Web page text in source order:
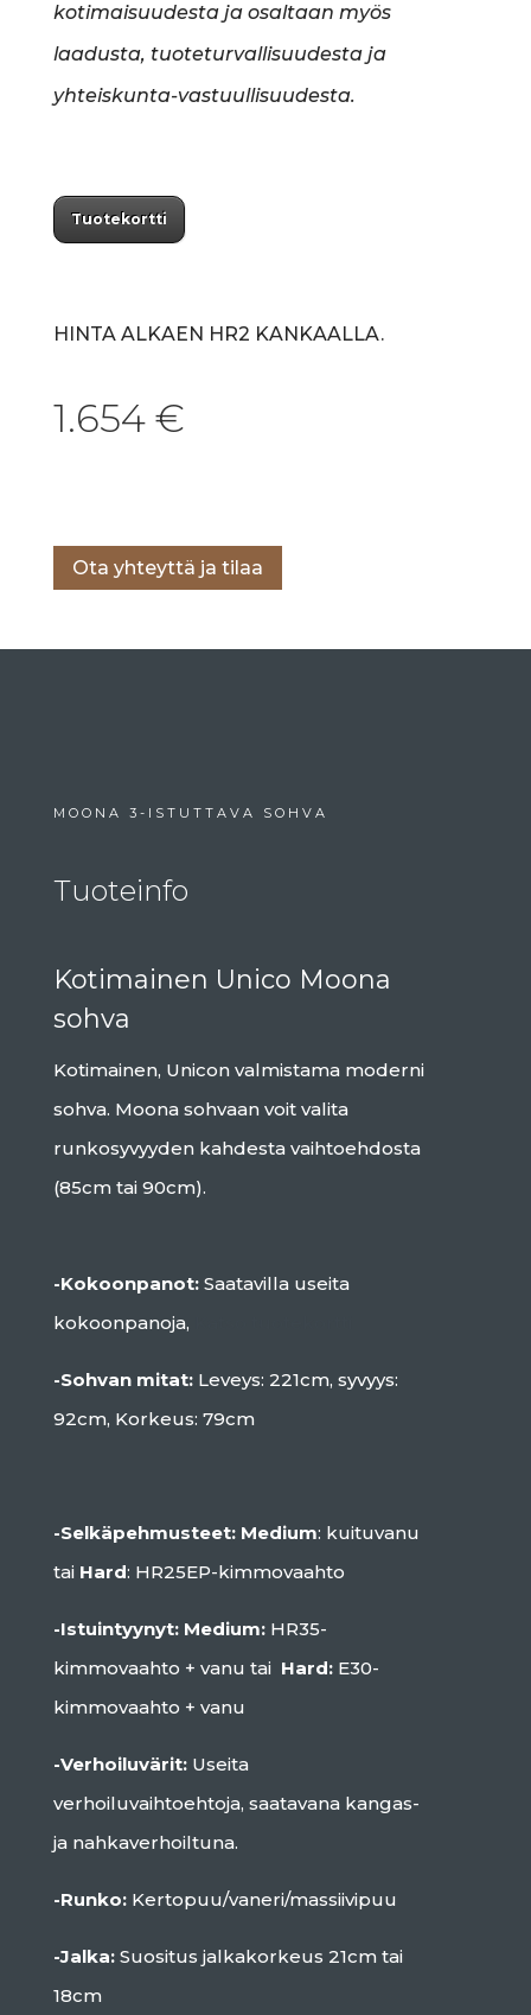
kotimaisuudesta ja osaltaan myös
laadusta, tuoteturvallisuudesta ja
yhteiskunta-vastuullisuudesta.
Tuotekortti
HINTA ALKAEN HR2 KANKAALLA.
1.654 €
Ota yhteyttä ja tilaa
MOONA 3-ISTUTTAVA SOHVA
Tuoteinfo
Kotimainen Unico Moona
sohva
Kotimainen, Unicon valmistama moderni
sohva. Moona sohvaan voit valita
runkosyvyyden kahdesta vaihtoehdosta
(85cm tai 90cm).
-Kokoonpanot: Saatavilla useita
kokoonpanoja,
-Sohvan mitat: Leveys: 221cm, syvyys:
92cm, Korkeus: 79cm
-Selkäpehmusteet: Medium: kuituvanu
tai Hard: HR25EP-kimmovaahto
-Istuintyynyt: Medium:HR35-
kimmovaahto + vanu tai Hard:E30-
kimmovaahto + vanu
-Verhoiluvärit:Useita
verhoiluvaihtoehtoja, saatavana kangas-
ja nahkaverhoiltuna.
-Runko: Kertopuu/vaneri/massiivipuu
-Jalka: Suositus jalkakorkeus 21cm tai
18cm